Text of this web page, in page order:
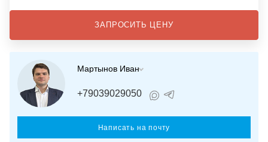
ЗАПРОСИТЬ ЦЕНУ
Мартынов Иван
+79039029050
Написать на почту